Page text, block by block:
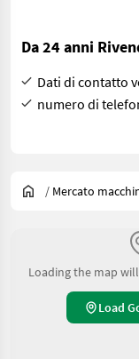
Da 24 anni
Dati di contatto
numero di
/ Mercato
Loading the map
Load